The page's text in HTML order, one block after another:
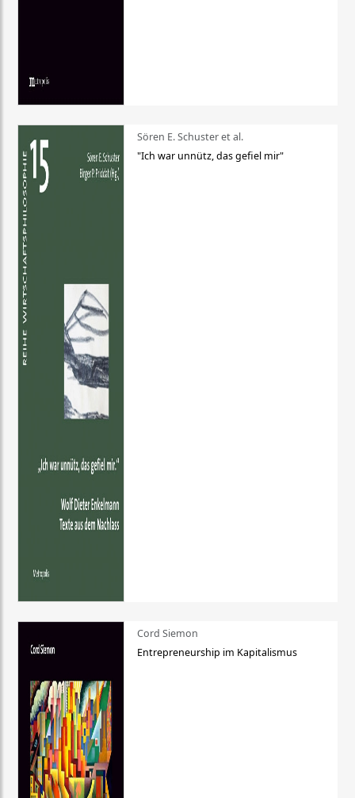
Sören E. Schuster et al.
"Ich war unnütz, das gefiel mir"
Cord Siemon
Entrepreneurship im Kapitalismus